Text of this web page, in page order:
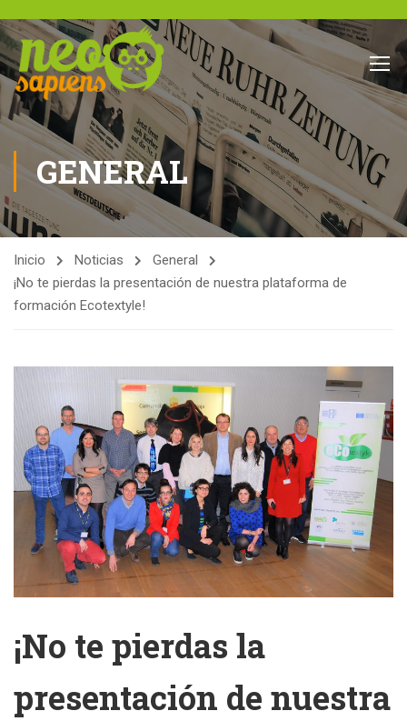
GENERAL
Inicio Noticias
General
¡No te pierdas la presentación de nuestra plataforma de
formación Ecotextyle!
¡No te pierdas la
presentación de nuestra